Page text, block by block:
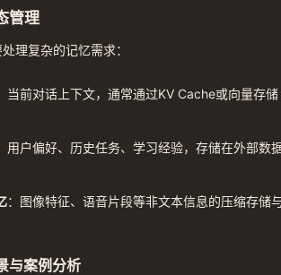
管理
理复杂的记忆需求：
当前对话上下文，通常通过KV Cache或向量存储
用户偏好、历史任务、学习经验，存储在外部数
：图像特征、语音片段等非文本信息的压缩存储
与案例分析